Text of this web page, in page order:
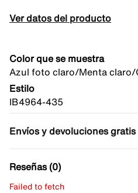
Ver datos del producto
Color que se muestra
Azul foto claro/Menta claro/
Estilo
IB4964-435
Envíos y devoluciones gratis
Reseñas (0)
Failed to fetch